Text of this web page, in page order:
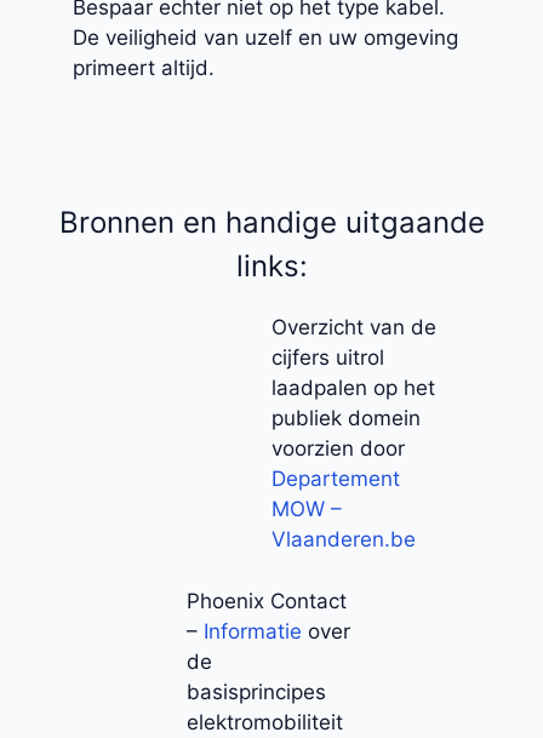
Bespaar echter niet op het type kabel.
De veiligheid van uzelf en uw omgeving
primeert altijd.
Bronnen en handige uitgaande
links:
Overzicht van de
cijfers uitrol
laadpalen op het
publiek domein
voorzien door
Departement
MOW –
Vlaanderen.be
Phoenix Contact
– Informatie over
de
basisprincipes
elektromobiliteit